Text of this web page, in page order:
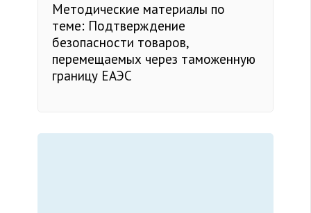
Методические материалы по
теме: Подтверждение
безопасности товаров,
перемещаемых через таможенную
границу ЕАЭС